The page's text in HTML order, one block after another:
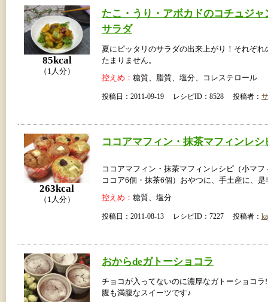
85kcal
（1人分）
たこ・うり・アボカドのコチュジャ
サラダ
夏にピッタリのサラダの出来上がり！それぞれ
たまりません。
控えめ： 糖質、脂質、塩分、コレステロール
投稿日：2011-09-19 レシピID：8528 投稿者：
263kcal
（1人分）
ココアマフィン・抹茶マフィンレシ
ココアマフィン・抹茶マフィンレシピ（小マフ
ココア6個・抹茶6個）おやつに、手土産に、是
控えめ： 糖質、塩分
投稿日：2011-08-13 レシピID：7227 投稿者：
おからdeガトーショコラ
チョコが入ってないのに濃厚なガトーショコラ
腹も満腹なスイーツです♪